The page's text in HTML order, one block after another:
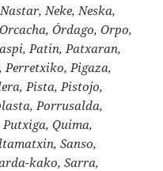
Neke, Neska,
Órdago, Orpo,
Patin, Patxaran,
Pigaza,
Pista, Pistojo,
Porrusalda,
Quima,
Sanso,
kako, Sarra,